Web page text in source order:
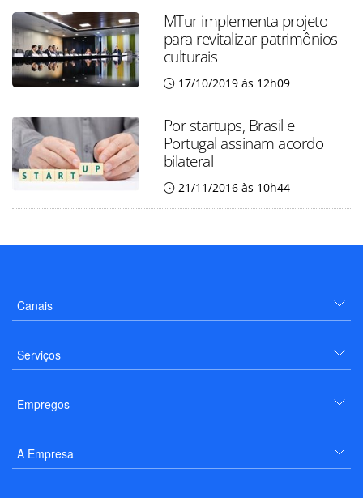
MTur implementa projeto
para revitalizar patrimônios
culturais
17/10/2019 às 12h09
Por startups, Brasil e
Portugal assinam acordo
bilateral
21/11/2016 às 10h44
Canais
Serviços
Empregos
A Empresa